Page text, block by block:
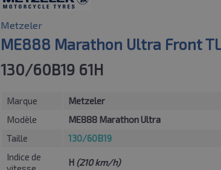
Metzeler
ME888 Marathon Ultra Front
130/60B19 61H
Marque
Metzeler
Modèle
ME888 Marathon Ultra
Taille
130/60B19
Indice de
H (210 km/h)